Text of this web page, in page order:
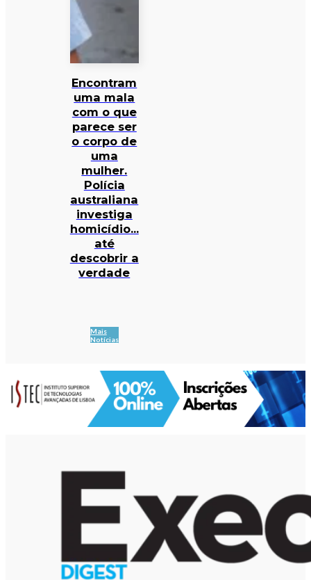
Encontram
uma mala
com o que
parece ser
o corpo de
uma
mulher.
Polícia
australiana
investiga
homicídio…
até
descobrir a
verdade
Mais
Notícias